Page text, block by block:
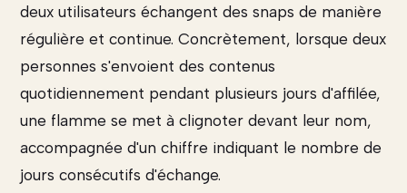
deux utilisateurs échangent des snaps de manière
régulière et continue. Concrètement, lorsque deux
personnes s'envoient des contenus
quotidiennement pendant plusieurs jours d'affilée,
une flamme se met à clignoter devant leur nom,
accompagnée d'un chiffre indiquant le nombre de
jours consécutifs d'échange.